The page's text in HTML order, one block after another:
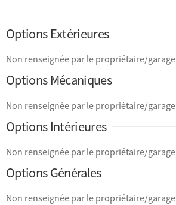
Options Extérieures
Non renseignée par le propriétaire/garage
Options Mécaniques
Non renseignée par le propriétaire/garage
Options Intérieures
Non renseignée par le propriétaire/garage
Options Générales
Non renseignée par le propriétaire/garage